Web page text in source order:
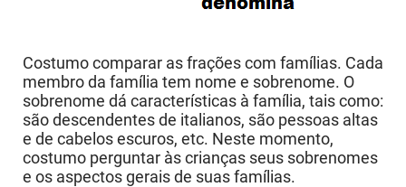
Costumo comparar as frações com famílias. Cada
membro da família tem nome e sobrenome. O
sobrenome dá características à família, tais como:
são descendentes de italianos, são pessoas altas
e de cabelos escuros, etc. Neste momento,
costumo perguntar às crianças seus sobrenomes
e os aspectos gerais de suas famílias.